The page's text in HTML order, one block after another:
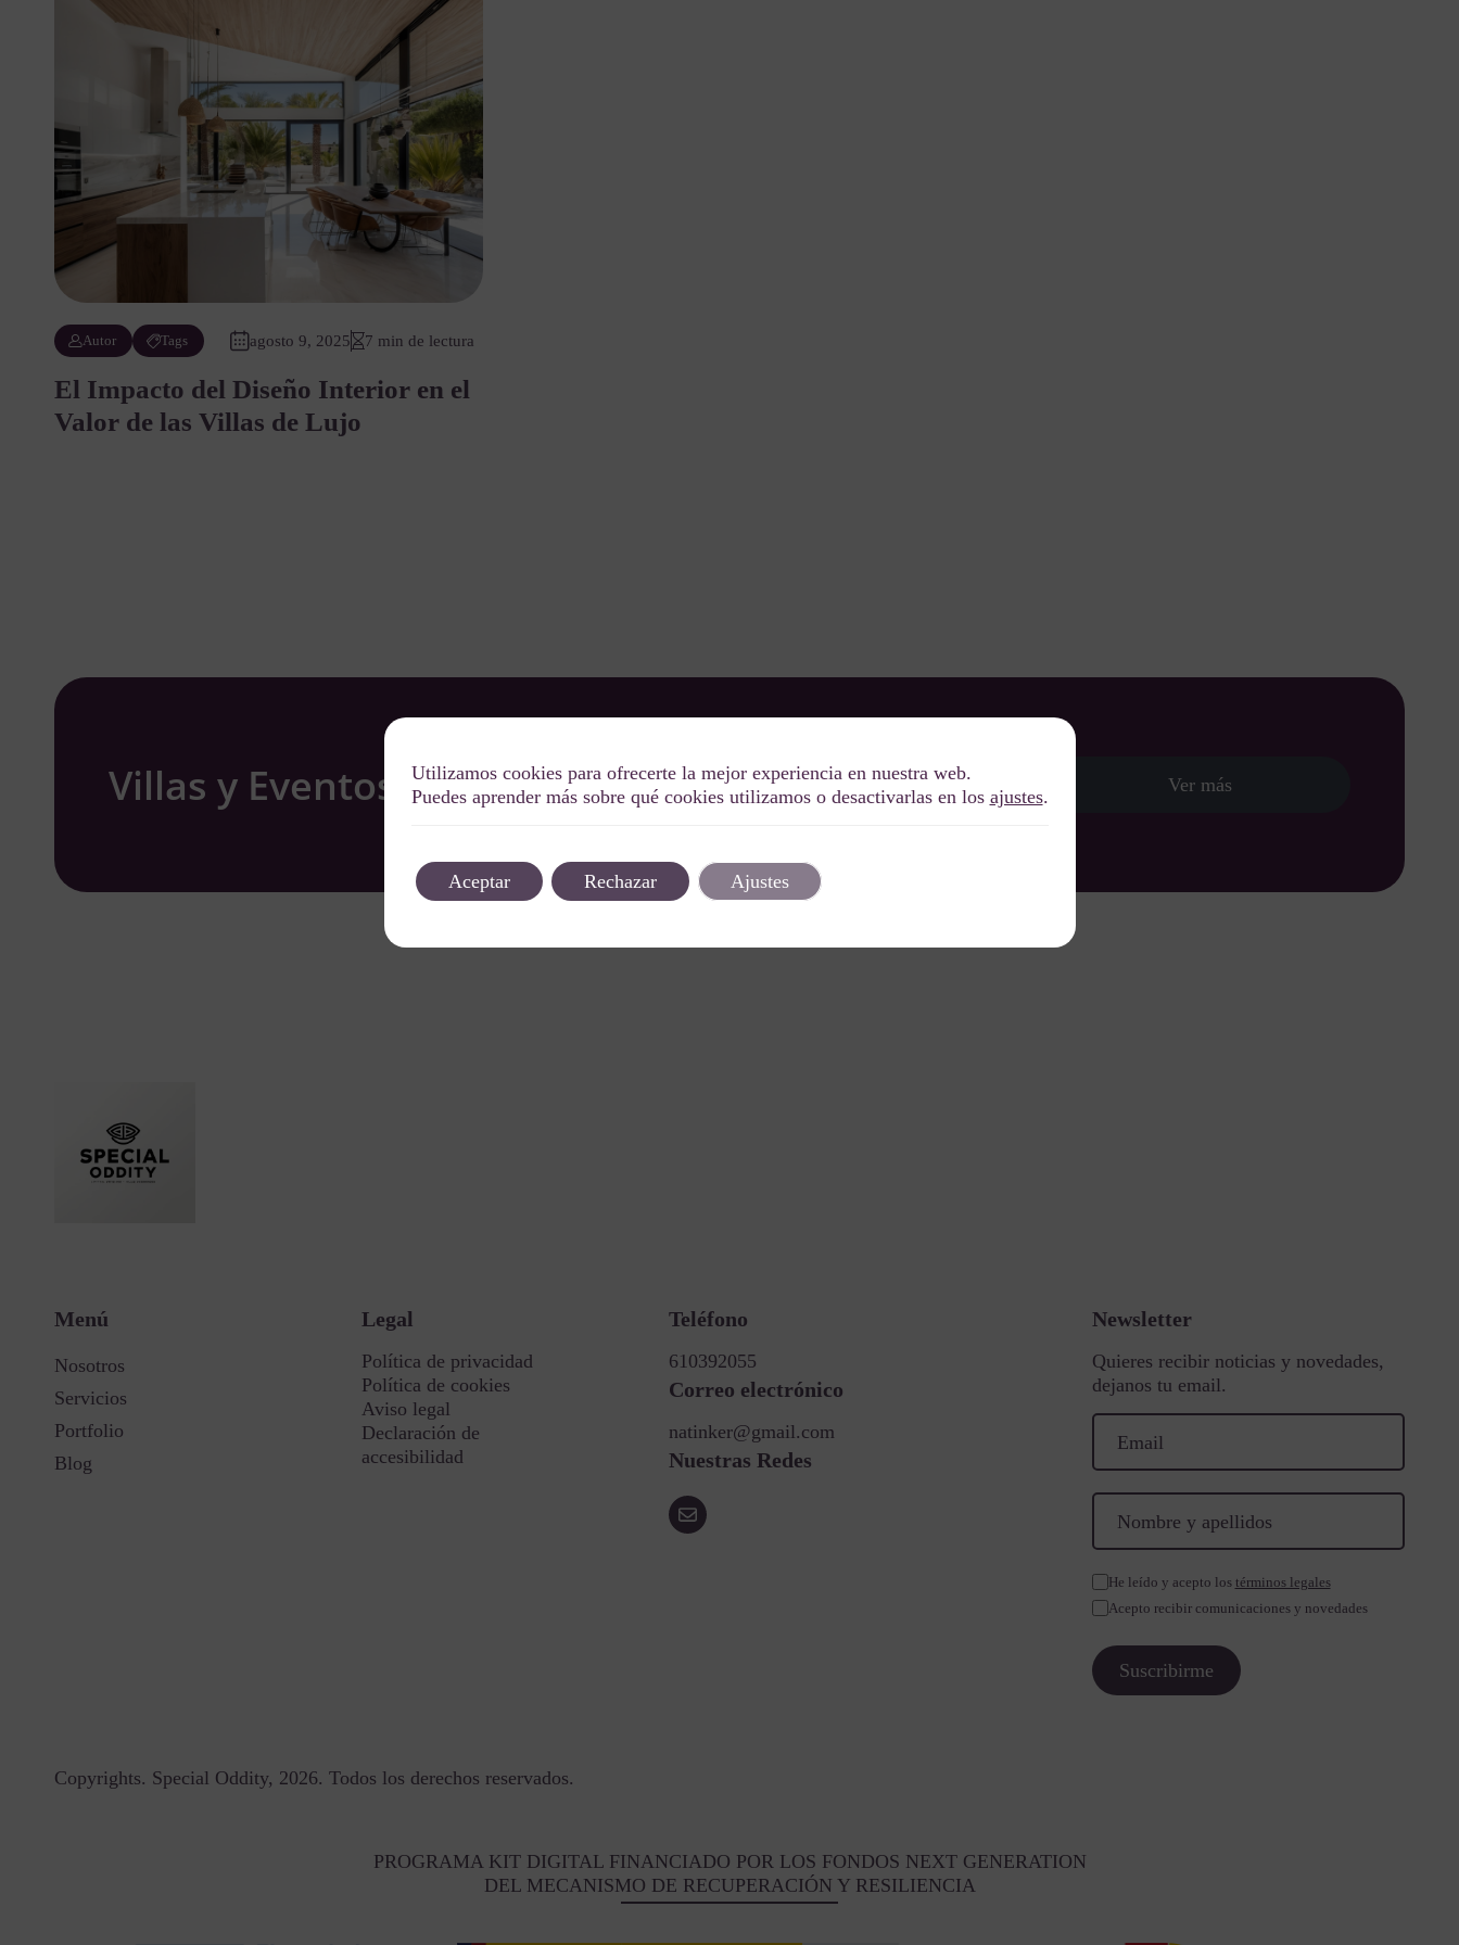
Autor Tags agosto 9, 2025 7 min de lectura
El Impacto del Diseño Interior en el
Valor de las Villas de Lujo
Villas y Eventos WOW
inolvidables. En Special Oddity hacemos que tu
experiencia sea tan única como divertida. ¡Bienvenido al
Ver más
Menú
Nosotros
Servicios
Portfolio
Blog
Legal
Política de privacidad
Política de cookies
Aviso legal
Declaración de
accesibilidad
Teléfono
610392055
Correo electrónico
natinker@gmail.com
Nuestras Redes
Newsletter
Quieres recibir noticias y novedades,
dejanos tu email.
He leído y acepto los términos legales
Acepto recibir comunicaciones y novedades
Copyrights. Special Oddity, 2026. Todos los derechos reservados.
PROGRAMA KIT DIGITAL FINANCIADO POR LOS FONDOS NEXT GENERATION
DEL MECANISMO DE RECUPERACIÓN Y RESILIENCIA
Utilizamos cookies para ofrecerte la mejor experiencia en nuestra web.
Puedes aprender más sobre qué cookies utilizamos o desactivarlas en los ajustes.
Aceptar Rechazar Ajustes